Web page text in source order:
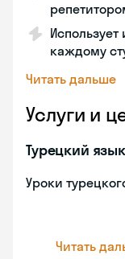
каждому
Читать дальше
Услуги и
Турецкий язык
Уроки
Читать